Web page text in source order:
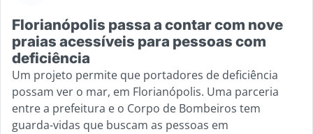
Florianópolis passa a contar com nove
praias acessíveis para pessoas com
deficiência
Um projeto permite que portadores de deficiência
possam ver o mar, em Florianópolis. Uma parceria
entre a prefeitura e o Corpo de Bombeiros tem
guarda-vidas que buscam as pessoas em